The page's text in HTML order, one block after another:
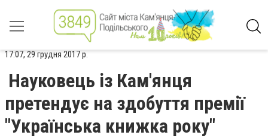
17:07, 29 грудня 2017 р.
Науковець із Кам'янця
претендує на здобуття премії
"Українська книжка року"